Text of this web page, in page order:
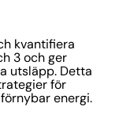
kvantifiera
3 och ger
utsläpp. Detta
för
energi.